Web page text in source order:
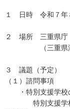
１ 日時 令和７年
２ 場所 三重県庁
（三重県津市
３ 議題（予定）
（１）諮問事項
・特別支援学校
特別支援学校聖